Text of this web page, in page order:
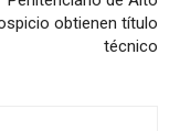
obtienen título
técnico